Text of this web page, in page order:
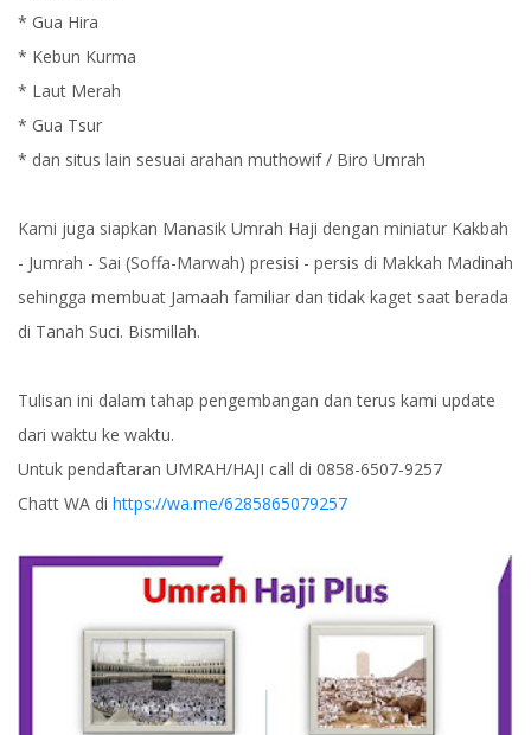
* Gua Hira
* Kebun Kurma
* Laut Merah
* Gua Tsur
* dan situs lain sesuai arahan muthowif / Biro Umrah
Kami juga siapkan Manasik Umrah Haji dengan miniatur Kakbah
- Jumrah - Sai (Soffa-Marwah) presisi - persis di Makkah Madinah
sehingga membuat Jamaah familiar dan tidak kaget saat berada
di Tanah Suci. Bismillah.
Tulisan ini dalam tahap pengembangan dan terus kami update
dari waktu ke waktu.
Untuk pendaftaran UMRAH/HAJI call di 0858-6507-9257
Chatt WA di https://wa.me/6285865079257